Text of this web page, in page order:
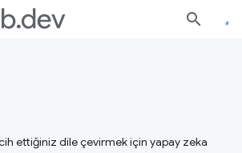
ettiğiniz dile çevirmek için yapay zeka